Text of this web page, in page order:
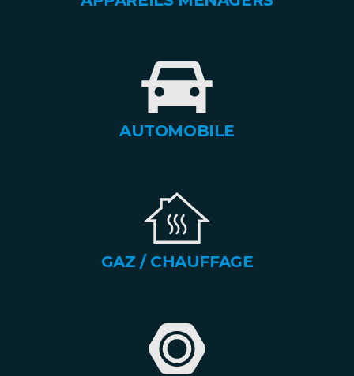
AUTOMOBILE
GAZ / CHAUFFAGE